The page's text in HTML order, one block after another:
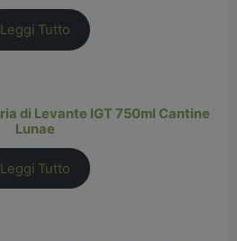
Leggi Tutto
di Levante IGT 750ml Cantine
Lunae
Leggi Tutto